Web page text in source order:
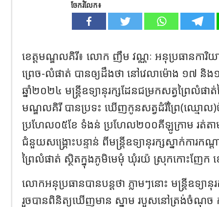
ចែករំលែក៖
ខេត្តមណ្ឌលគិរី៖ លោក ញឹម វណ្ណៈ អនុប្រធានការិយ
ព្រេច-លំផាត់ បានឲ្យដឹងថា នៅវេលាម៉ោង ១៧ និង១
ឆ្នាំ២០២៤ មន្ត្រីឧទ្យានុរក្សដែនជម្រកសត្វព្រៃលំផាត់ន
មណ្ឌលគិរី បានប្រទះ ឃើញកូនសត្វដំរីព្រៃ(ឈ្មោ
ប្រហែល០៥ខែ ទំងន់ ប្រហែល២០០គីឡូក្រាម រត់ត
ជំនួយសង្គ្រោះបន្ទាន់ ពីមន្រ្តីឧទ្យានុរក្សស្នាក់ការ
ព្រៃលំផាត់ ស្ថិតក្នុងភូមិមេមុំ ឃុំរយ៉ ស្រុកកោះញែក
លោកអនុប្រធានបានបន្តថា ភ្លាមៗនោះ មន្ត្រីឧទ្យានុរ
រួចបានពិនិត្យឃើញមាន ស្នាម របួសនៅត្រង់ចំណុច